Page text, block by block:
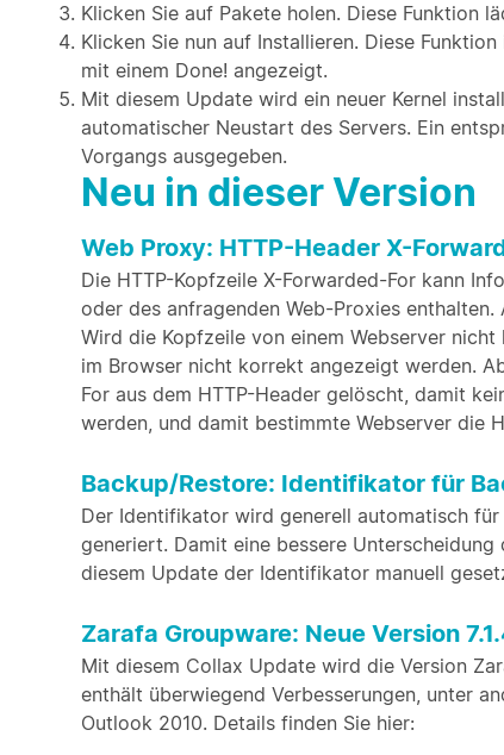
Klicken Sie auf Pakete holen. Diese Funktion
Klicken Sie nun auf Installieren. Diese
mit einem Done! angezeigt.
Mit diesem Update wird ein neuer Kernel
automatischer Neustart des Servers. Ein
Vorgangs ausgegeben.
Neu in dieser Version
Web Proxy: HTTP-Header X-
Die HTTP-Kopfzeile X-Forwarded-For kann
oder des anfragenden Web-Proxies
Wird die Kopfzeile von einem Webserver
im Browser nicht korrekt angezeigt werden.
For aus dem HTTP-Header gelöscht, damit
werden, und damit bestimmte Webserver die
Backup/Restore: Identifikator für
Der Identifikator wird generell automatisch
generiert. Damit eine bessere
diesem Update der Identifikator manuell
Zarafa Groupware: Neue Version
Mit diesem Collax Update wird die Version
enthält überwiegend Verbesserungen, unter
Outlook 2010. Details finden Sie hier: